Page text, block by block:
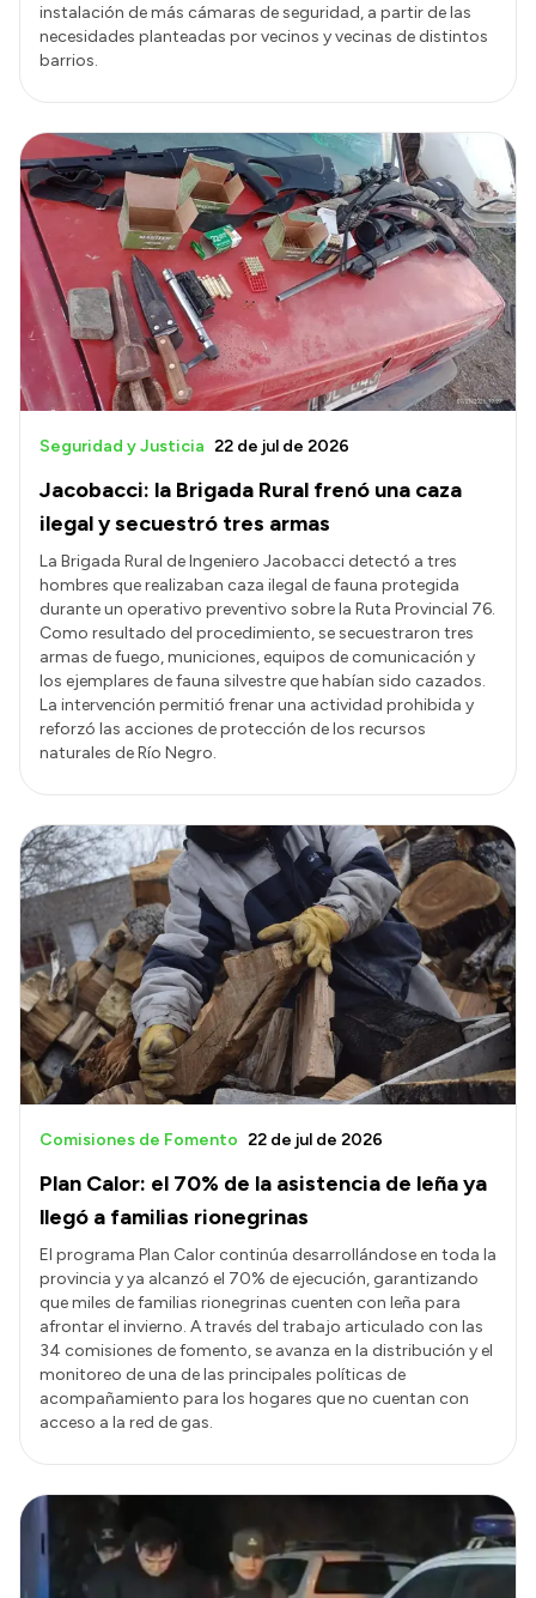
instalación de más cámaras de seguridad, a partir de las
necesidades planteadas por vecinos y vecinas de distintos
barrios.
Jacobacci: la Brigada Rural frenó una caza
ilegal y secuestró tres armas
Seguridad y Justicia 22 de jul de 2026
La Brigada Rural de Ingeniero Jacobacci detectó a tres
hombres que realizaban caza ilegal de fauna protegida
durante un operativo preventivo sobre la Ruta Provincial 76.
Como resultado del procedimiento, se secuestraron tres
armas de fuego, municiones, equipos de comunicación y
los ejemplares de fauna silvestre que habían sido cazados.
La intervención permitió frenar una actividad prohibida y
reforzó las acciones de protección de los recursos
naturales de Río Negro.
Plan Calor: el 70% de la asistencia de leña ya
llegó a familias rionegrinas
Comisiones de Fomento 22 de jul de 2026
El programa Plan Calor continúa desarrollándose en toda la
provincia y ya alcanzó el 70% de ejecución, garantizando
que miles de familias rionegrinas cuenten con leña para
afrontar el invierno. A través del trabajo articulado con las
34 comisiones de fomento, se avanza en la distribución y el
monitoreo de una de las principales políticas de
acompañamiento para los hogares que no cuentan con
acceso a la red de gas.